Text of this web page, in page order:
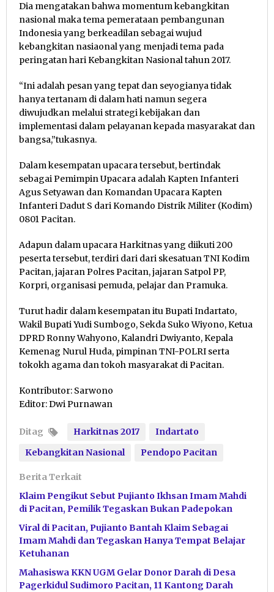
Dia mengatakan bahwa momentum kebangkitan
nasional maka tema pemerataan pembangunan
Indonesia yang berkeadilan sebagai wujud
kebangkitan nasiaonal yang menjadi tema pada
peringatan hari Kebangkitan Nasional tahun 2017.
“Ini adalah pesan yang tepat dan seyogianya tidak
hanya tertanam di dalam hati namun segera
diwujudkan melalui strategi kebijakan dan
implementasi dalam pelayanan kepada masyarakat dan
bangsa,”tukasnya.
Dalam kesempatan upacara tersebut, bertindak
sebagai Pemimpin Upacara adalah Kapten Infanteri
Agus Setyawan dan Komandan Upacara Kapten
Infanteri Dadut S dari Komando Distrik Militer (Kodim)
0801 Pacitan.
Adapun dalam upacara Harkitnas yang diikuti 200
peserta tersebut, terdiri dari dari skesatuan TNI Kodim
Pacitan, jajaran Polres Pacitan, jajaran Satpol PP,
Korpri, organisasi pemuda, pelajar dan Pramuka.
Turut hadir dalam kesempatan itu Bupati Indartato,
Wakil Bupati Yudi Sumbogo, Sekda Suko Wiyono, Ketua
DPRD Ronny Wahyono, Kalandri Dwiyanto, Kepala
Kemenag Nurul Huda, pimpinan TNI-POLRI serta
tokokh agama dan tokoh masyarakat di Pacitan.
Kontributor: Sarwono
Editor: Dwi Purnawan
Ditag Harkitnas 2017
Indartato
Kebangkitan Nasional
Pendopo Pacitan
Berita Terkait
Klaim Pengikut Sebut Pujianto Ikhsan Imam Mahdi
di Pacitan, Pemilik Tegaskan Bukan Padepokan
Viral di Pacitan, Pujianto Bantah Klaim Sebagai
Imam Mahdi dan Tegaskan Hanya Tempat Belajar
Ketuhanan
Mahasiswa KKN UGM Gelar Donor Darah di Desa
Pagerkidul Sudimoro Pacitan, 11 Kantong Darah